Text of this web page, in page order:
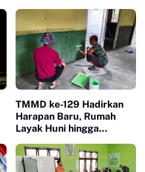
TMMD ke-129 Hadirkan
Harapan Baru, Rumah
Layak Huni hingga
Kehidupan Warga Buluh
Kasok